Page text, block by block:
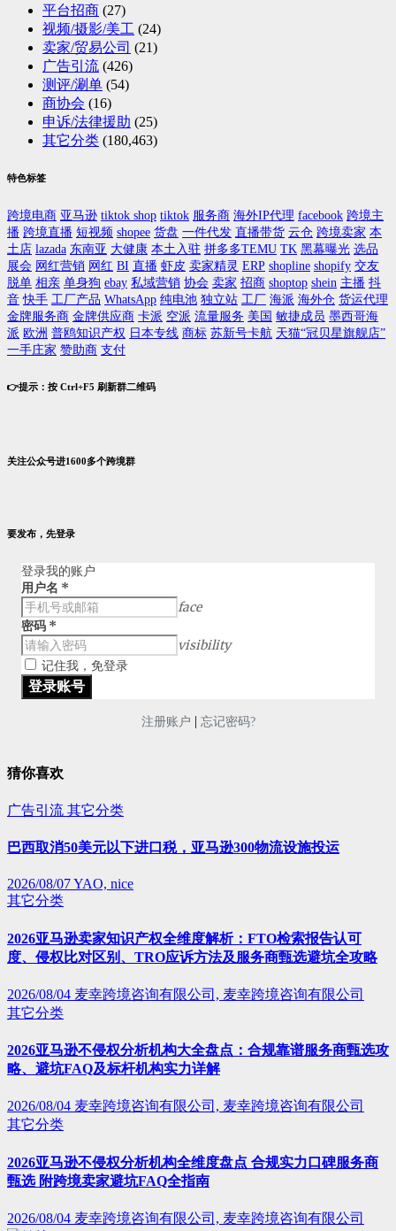
平台招商 (27)
视频/摄影/美工 (24)
卖家/贸易公司 (21)
广告引流 (426)
测评/涮单 (54)
商协会 (16)
申诉/法律援助 (25)
其它分类 (180,463)
特色标签
跨境电商 亚马逊 tiktok shop tiktok 服务商 海外IP代理 facebook 跨境主
播 跨境直播 短视频 shopee 货盘 一件代发 直播带货 云仓 跨境卖家 本
土店 lazada 东南亚 大健康 本土入驻 拼多多TEMU TK 黑幕曝光 选品
展会 网红营销 网红 BI 直播 虾皮 卖家精灵 ERP shopline shopify 交友
脱单 相亲 单身狗 ebay 私域营销 协会 卖家 招商 shoptop shein 主播 抖
音 快手 工厂产品 WhatsApp 纯电池 独立站 工厂 海派 海外仓 货运代理
金牌服务商 金牌供应商 卡派 空派 流量服务 美国 敏捷成员 墨西哥海
派 欧洲 普鸥知识产权 日本专线 商标 苏新号卡航 天猫“冠贝星旗舰店”
一手庄家 赞助商 支付
👉提示：按 Ctrl+F5 刷新群二维码
关注公众号进1600多个跨境群
要发布，先登录
登录我的账户
用户名 *
face
密码 *
visibility
记住我，免登录
注册账户 | 忘记密码?
猜你喜欢
广告引流 其它分类
巴西取消50美元以下进口税，亚马逊300物流设施投运
2026/08/07YAO, nice
其它分类
2026亚马逊卖家知识产权全维度解析：FTO检索报告认可
度、侵权比对区别、TRO应诉方法及服务商甄选避坑全攻略
2026/08/04 麦幸跨境咨询有限公司, 麦幸跨境咨询有限公司
其它分类
2026亚马逊不侵权分析机构大全盘点：合规靠谱服务商甄选攻
略、避坑FAQ及标杆机构实力详解
2026/08/04 麦幸跨境咨询有限公司, 麦幸跨境咨询有限公司
其它分类
2026亚马逊不侵权分析机构全维度盘点 合规实力口碑服务商
甄选 附跨境卖家避坑FAQ全指南
2026/08/04 麦幸跨境咨询有限公司, 麦幸跨境咨询有限公司